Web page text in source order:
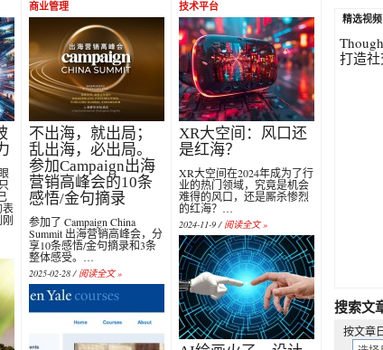
表
商业管理
不出海，就出局；
乱出海，必出局。
参加Campaign出海
营销高峰会的10条
感悟/金句摘录
参加了 Campaign China
Summit 出海营销高峰会，分
享10条感悟/金句摘录和3条
整体感受。…
2025-02-28 / 阅读全文 »
技术平台
XR大空间：风口还
是红海？
XR大空间在2024年成为了行
业的热门领域，究竟是机会
难得的风口，还是厮杀惨烈
的红海？…
2024-11-9 / 阅读全文 »
精选视频
打造
搜索文
按文章